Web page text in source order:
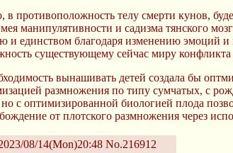
в противоположность телу смерти кунов,
манипулятивности и садизма тянского
и единством благодаря изменению эмоций
существующему сейчас миру
вынашивать детей создала бы
размножения по типу сумчатых, с
с оптимизированной биологией плода
от плотского размножения через
08/14(Mon)20:48 No.216912